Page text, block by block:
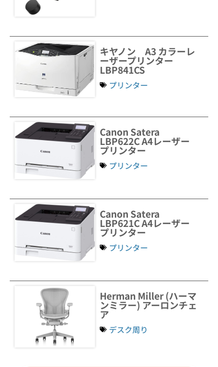
キヤノン A3 カラーレ
ーザープリンター
LBP841CS
プリンター
Canon Satera
LBP622C A4レーザー
プリンター
プリンター
Canon Satera
LBP621C A4レーザー
プリンター
プリンター
Herman Miller (ハーマ
ンミラー) アーロンチェ
ア
デスク周り